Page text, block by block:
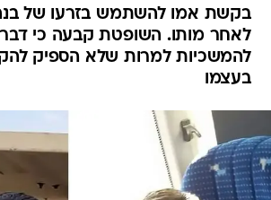
בקשת אמו להשתמש בזרעו של
לאחר מותו. השופטת קבעה כי
להמשכיות למרות שלא הספיק
בעצמו